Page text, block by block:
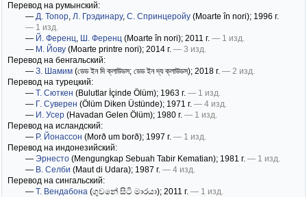
Перевод на румынский:
— Д. Топор, Л. Грэдинару, С. Спринцеройу (Moarte în nori); 1996 г.
— 1 изд.
— Й. Ференц, Ш. Ференц (Moarte în nori); 2011 г. — 1 изд.
— М. Йову (Moarte printre nori); 2014 г. — 3 изд.
Перевод на бенгальский:
— З. Шамим (ডেড ইন দি ক্লাউডস; ডেড ইন দ্য ক্লাউডস); 2018 г. — 2 изд.
Перевод на турецкий:
— Т. Сюткен (Bulutlar İçinde Ölüm); 1963 г. — 1 изд.
— Г. Суверен (Ölüm Diken Üstünde); 1971 г. — 4 изд.
— И. Усер (Havadan Gelen Ölüm); 1980 г. — 1 изд.
Перевод на исландский:
— Р. Йонассон (Morð um borð); 1997 г. — 1 изд.
Перевод на индонезийский:
— Эрнесто (Mengungkap Sebuah Tabir Kematian); 1981 г. — 1 изд.
— В. Селби (Maut di Udara); 1987 г. — 4 изд.
Перевод на сингальский:
— Т. Вендабона (ගුවනේ සිටි මාරයා); 2011 г. — 1 изд.